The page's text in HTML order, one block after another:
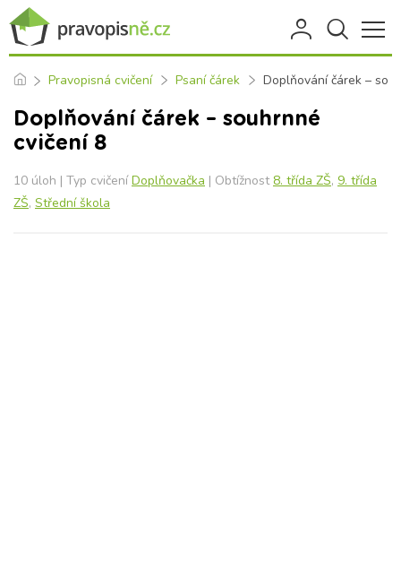
Pravopisná cvičení Psaní čárek Doplňování čárek –
Doplňování čárek – souhrnné
cvičení 8
10 úloh | Typ cvičeníDoplňovačka | Obtížnost8. třída ZŠ, 9. třída
ZŠ, Střední škola